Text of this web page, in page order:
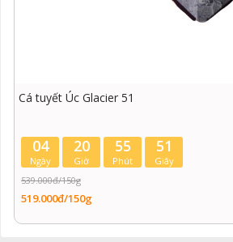
Cá tuyết Úc Glacier 51
04
Ngày
20
Giờ
55
Phút
51
Giây
539.000đ/150g
519.000đ/150g